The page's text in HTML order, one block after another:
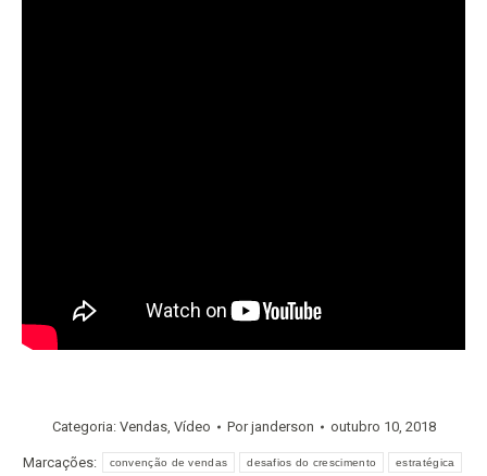
Categoria: Vendas, Vídeo Porjanderson outubro 10, 2018
Marcações: convenção de vendas desafios do crescimento estratégica